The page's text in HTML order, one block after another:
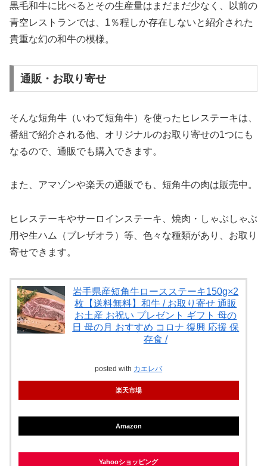
黒毛和牛に比べるとその生産量はまだまだ少なく、以前の
青空レストランでは、1％程しか存在しないと紹介された
貴重な幻の和牛の模様。
通販・お取り寄せ
そんな短角牛（いわて短角牛）を使ったヒレステーキは、
番組で紹介される他、オリジナルのお取り寄せの1つにも
なるので、通販でも購入できます。
また、アマゾンや楽天の通販でも、短角牛の肉は販売中。
ヒレステーキやサーロインステーキ、焼肉・しゃぶしゃぶ
用や生ハム（ブレザオラ）等、色々な種類があり、お取り
寄せできます。
岩手県産短角牛ロースステーキ150g×2
枚【送料無料】和牛 / お取り寄せ 通販
お土産 お祝い プレゼント ギフト 母の
日 母の月 おすすめ コロナ 復興 応援 保
存食 /
posted with カエレバ
楽天市場
Amazon
Yahooショッピング